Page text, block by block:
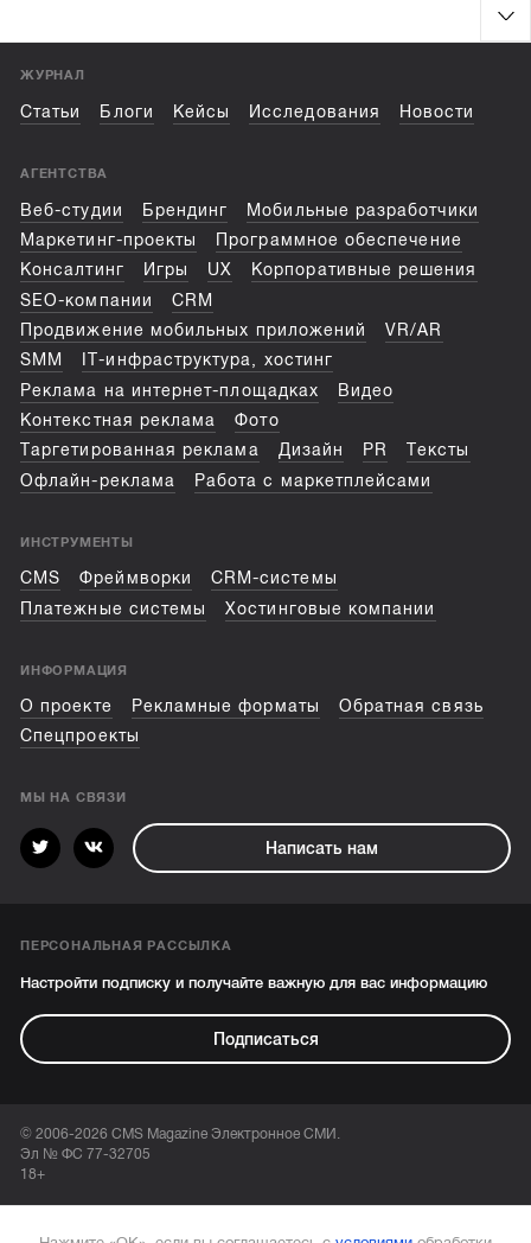
ЖУРНАЛ
Статьи Блоги Кейсы Исследования Новости
АГЕНТСТВА
Веб-студии Брендинг
Мобильные разработчики
Маркетинг-проекты
Программное обеспечение
Консалтинг
Игры UX
Корпоративные решения
SEO-компании
CRM
Продвижение мобильных приложений
VR/AR
SMM
IT-инфраструктура, хостинг
Реклама на интернет-площадках
Видео
Контекстная реклама
Фото
Таргетированная реклама
Дизайн PR
Тексты
Офлайн-реклама
Работа с маркетплейсами
ИНСТРУМЕНТЫ
CMS Фреймворки
CRM-системы
Платежные системы
Хостинговые компании
ИНФОРМАЦИЯ
О проекте Рекламные форматы
Обратная связь
Спецпроекты
МЫ НА СВЯЗИ
Написать нам
ПЕРСОНАЛЬНАЯ РАССЫЛКА
Настройти подписку и получайте важную для вас информацию
Подписаться
© 2006-2026 CMS Magazine Электронное СМИ.
Эл № ФС 77-32705
18+